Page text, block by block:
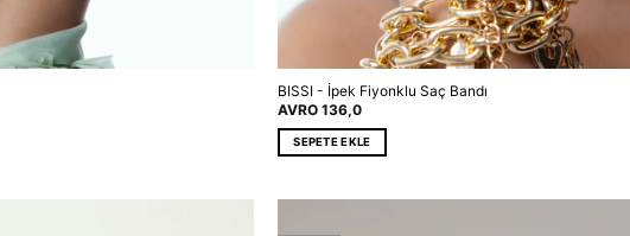
BISSI - İpek Fiyonklu Saç Bandı
AVRO136,0
SEPETE EKLE